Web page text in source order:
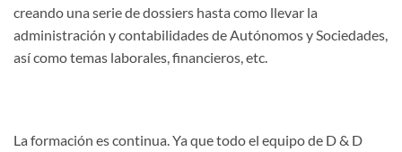
creando una serie de dossiers hasta como llevar la
administración y contabilidades de Autónomos y Sociedades,
así como temas laborales, financieros, etc.
La formación es continua. Ya que todo el equipo de D & D